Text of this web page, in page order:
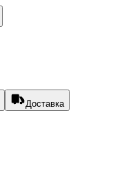
Доставка